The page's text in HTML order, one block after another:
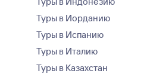
Туры в Иорданию
Туры в Испанию
Туры в Италию
Туры в Казахстан